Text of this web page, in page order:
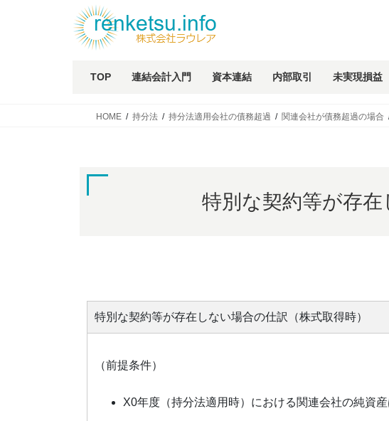
TOP 連結会計入門 資本連結 内部取引 未実現損益
HOME 持分法 持分法適用会社の債務超過 関連会社が債務超過の場合
特別な契約等が存
特別な契約等が存在しない場合の仕訳（株式取得時）
（前提条件）
X0年度（持分法適用時）における関連会社の純資産